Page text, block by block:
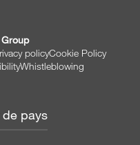
policyCookie Policy
Whistleblowing
de pays